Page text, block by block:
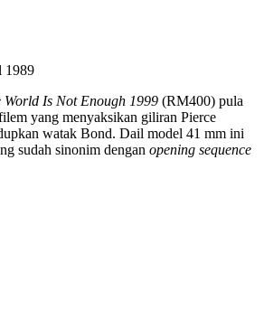
1989
World Is Not Enough 1999 (RM400) pula
yang menyaksikan giliran Pierce
watak Bond. Dail model 41 mm ini
sudah sinonim dengan opening sequence